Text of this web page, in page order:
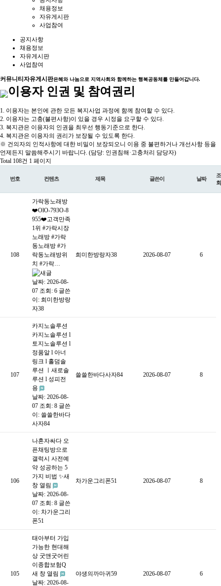
채용정보
자유게시판
사업참여
공지사항
채용정보
자유게시판
사업참여
커뮤니티 자유게시판은혜와 나눔으로 지역사회와 함께하는 행복공동체를 만들어갑니다.
이용자 인권 및 참여권리
1. 이용자는 본인에 관한 모든 복지사업 과정에 함께 참여할 수 있다.
2. 이용자는 고충(불편사항)이 있을 경우 시정을 요구할 수 있다.
3. 복지관은 이용자의 인권을 최우선 행동기준으로 한다.
4. 복지관은 이용자의 권리가 보장될 수 있도록 한다.
※ 건의자의 인적사항에 대한 비밀이 보장되오니 이용 중 불편하거나 개선사항 등을
언제든지 말씀해주시기 바랍니다. (담당: 인권침해·고충처리 담당자)
Total 108건 1 페이지
번호 컨텐츠 제목 글쓴이 날짜
조
회
108
가락동노래방
❤️OlO-793O-8
955❤️고객만족
1위 #가락시장
노래방 #가락
동노래방 #가
락동노래방위
치 #가락…
날짜: 2026-08-
07 조회: 6 글쓴
이: 희미한방랑
자38
희미한방랑자38 2026-08-07 6
107
카지노솔루션
카지노솔루션 l
토지노솔루션 l
정품알 l 아너
링크 l 홀덤솔
루션 ㅣ새로솔
루션 l 성피전
용
날짜: 2026-08-
07 조회: 8 글쓴
이: 쓸쓸한바다
사자84
쓸쓸한바다사자84 2026-08-07 8
106
나혼자싸다 오
픈채팅방으로
갤럭시 사전예
약 성공하는 5
가지 비법 ✨새
창 열림
날짜: 2026-08-
07 조회: 8 글쓴
이: 차가운그리
폰51
차가운그리폰51 2026-08-07 8
105
태아부터 가입
가능한 현대해
상 굿앤굿어린
이종합보험Q
새 창 열림
날짜: 2026-08-
야생의까마귀59 2026-08-07 6